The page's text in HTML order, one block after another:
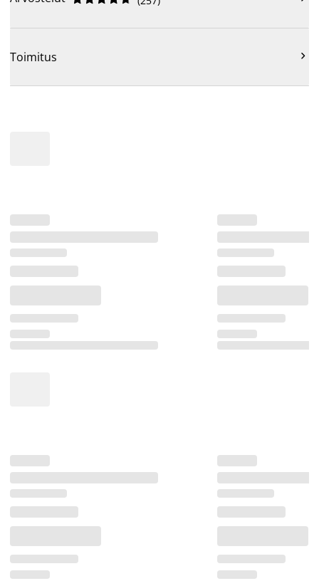
Toimitus 